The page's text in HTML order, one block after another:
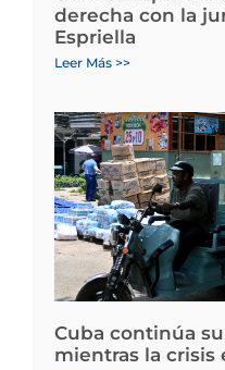
derecha con la
Espriella
Leer Más >>
Cuba continúa
mientras la crisis